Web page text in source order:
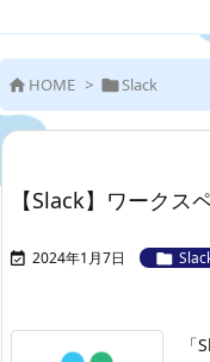
 HOME > Slack
【Slack】ワークス
 2024年1月7日 
「